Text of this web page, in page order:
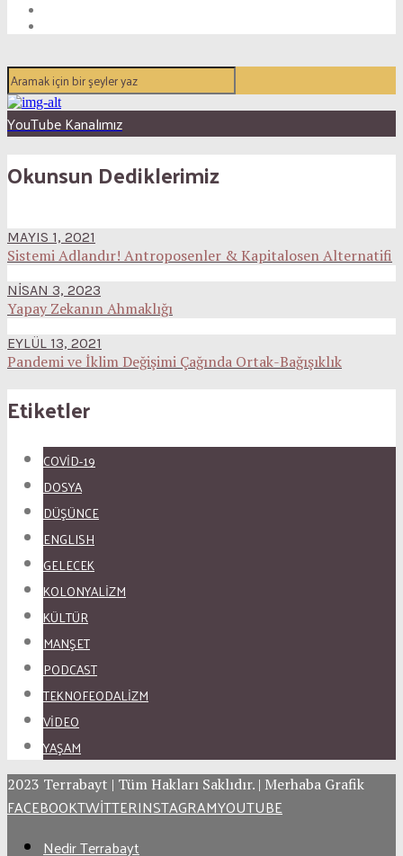
YouTube Kanalımız
Okunsun Dediklerimiz
MAYIS 1, 2021
Sistemi Adlandır! Antroposenler & Kapitalosen Alternatifi
NISAN 3, 2023
Yapay Zekanın Ahmaklığı
EYLÜL 13, 2021
Pandemi ve İklim Değişimi Çağında Ortak-Bağışıklık
Etiketler
COVID-19
DOSYA
DÜŞÜNCE
ENGLISH
GELECEK
KOLONYALİZM
KÜLTÜR
MANŞET
PODCAST
TEKNOFEODALİZM
VİDEO
YAŞAM
2023 Terrabayt | Tüm Hakları Saklıdır. | Merhaba Grafik
FACEBOOKTWITTERINSTAGRAMYOUTUBE
Nedir Terrabayt